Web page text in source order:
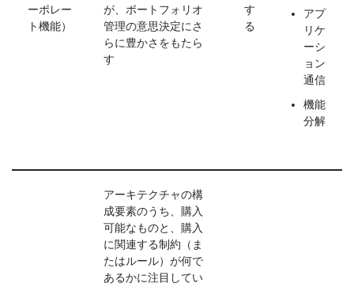
ーポレー
ト機能）
が、ポートフォリオ
管理の意思決定にさ
らに豊かさをもたら
す
す
る
アプ
リケ
ーシ
ョン
通信
機能
分解
アーキテクチャの構
成要素のうち、購入
可能なものと、購入
に関連する制約（ま
たはルール）が何で
あるかに注目してい